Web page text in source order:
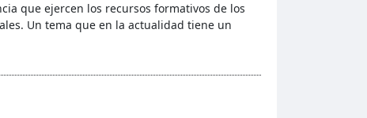
que ejercen los recursos formativos de los
Un tema que en la actualidad tiene un